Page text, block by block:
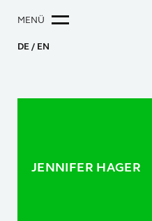
MENÜ
DE EN
JENNIFER HAGER